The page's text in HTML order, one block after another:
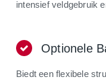
intensief veldgebruik
Optionele
Biedt een flexibele